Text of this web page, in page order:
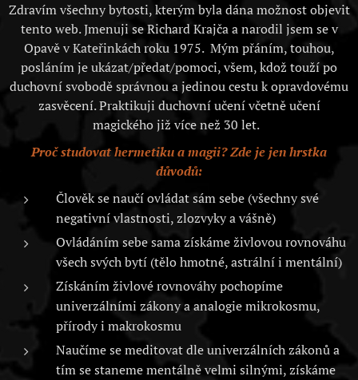
Zdravím všechny bytosti, kterým byla dána možnost objevit
tento web. Jmenuji se Richard Krajča a narodil jsem se v
Opavě v Kateřinkách roku 1975. Mým přáním, touhou,
posláním je ukázat/předat/pomoci, všem, kdož touží po
duchovní svobodě správnou a jedinou cestu k opravdovému
zasvěcení. Praktikuji duchovní učení včetně učení
magického již více než 30 let.
Proč studovat hermetiku a magii? Zde je jen hrstka
důvodů:
Člověk se naučí ovládat sám sebe (všechny své
negativní vlastnosti, zlozvyky a vášně)
Ovládáním sebe sama získáme živlovou rovnováhu
všech svých bytí (tělo hmotné, astrální i mentální)
Získáním živlové rovnováhy pochopíme
univerzálními zákony a analogie mikrokosmu,
přírody i makrokosmu
Naučíme se meditovat dle univerzálních zákonů a
tím se staneme mentálně velmi silnými, získáme